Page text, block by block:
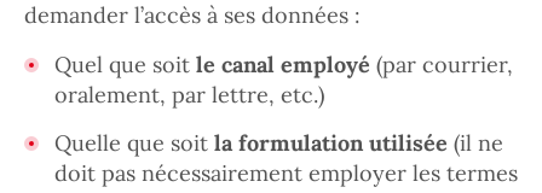
demander l’accès à ses données :
Quel que soit le canal employé (par courrier,
oralement, par lettre, etc.)
Quelle que soit la formulation utilisée (il ne
doit pas nécessairement employer les termes